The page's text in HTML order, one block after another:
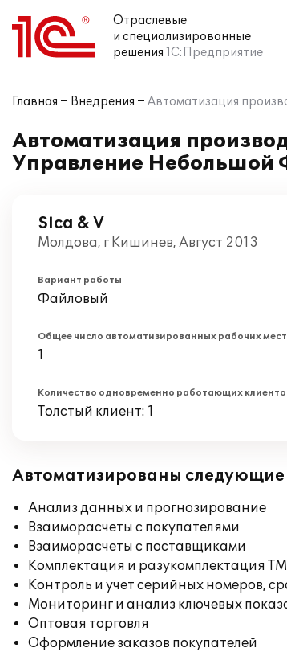
Отраслевые
и специализированные
решения 1С:Предприятие
Главная Внедрения Автоматизация
Автоматизация
Управление
Sica & V
Молдова, г Кишинев, Август 2013
Вариант работы
Файловый
Общее число автоматизированных рабочих мест
1
Количество одновременно работающих
Толстый клиент: 1
Автоматизированы
Анализ данных и прогнозирование
Взаиморасчеты с покупателями
Взаиморасчеты с поставщиками
Комплектация и разукомплектация
Контроль и учет серийных номеров,
Мониторинг и анализ ключевых
Оптовая торговля
Оформление заказов покупателей